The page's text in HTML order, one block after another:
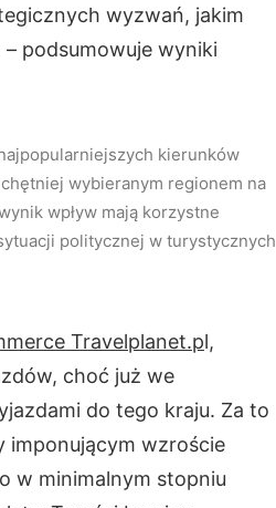
wyzwań, jakim
podsumowuje wyniki
kierunków
wybieranym regionem na
wpływ mają korzystne
politycznej w turystycznych
Travelplanet.pl,
choć już we
do tego kraju. Za to
imponującym wzroście
w minimalnym stopniu